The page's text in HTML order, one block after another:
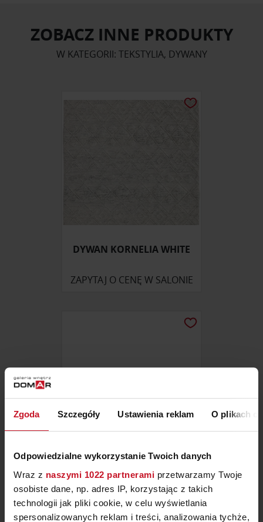
Zgoda Szczegóły Ustawienia reklam O plikach
Odpowiedzialne wykorzystanie Twoich danych
Wraz z naszymi 1022 partnerami przetwarzamy Twoje
osobiste dane, np. adres IP, korzystając z takich
technologii jak pliki cookie, w celu wyświetlania
spersonalizowanych reklam i treści, analizowania tychże,
ZOBACZ INNE PRODUKTY
W KATEGORII: TEKSTYLIA, DYWANY
DYWAN KORNELIA WHITE
ZAPYTAJ O CENĘ W SALONIE
ESTELLA 7909/210 200/220
699 ZŁ